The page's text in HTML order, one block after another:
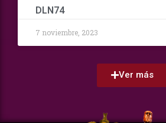
DLN74
7 noviembre, 2023
Ver más